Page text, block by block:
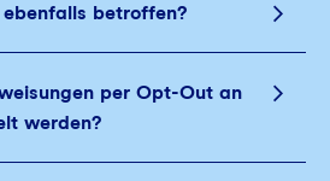
betroffen?
per Opt-Out an
werden?